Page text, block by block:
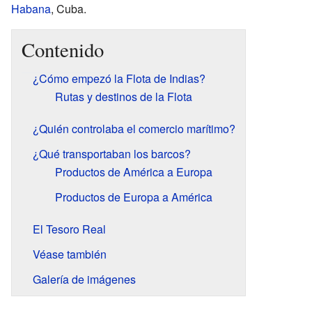
Habana, Cuba.
Contenido
¿Cómo empezó la Flota de Indias?
Rutas y destinos de la Flota
¿Quién controlaba el comercio marítimo?
¿Qué transportaban los barcos?
Productos de América a Europa
Productos de Europa a América
El Tesoro Real
Véase también
Galería de imágenes